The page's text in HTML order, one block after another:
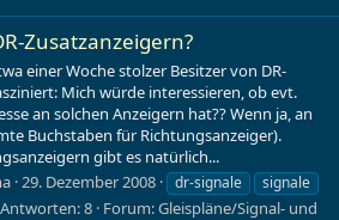
Zusatzanzeigern?
einer Woche stolzer Besitzer von DR-
Mich würde interessieren, ob evt.
an solchen Anzeigern hat?? Wenn ja, an
Buchstaben für Richtungsanzeiger).
gibt es natürlich...
29. Dezember 2008 dr-signale
signale
Antworten: 8 Forum:Gleispläne/Signal- und